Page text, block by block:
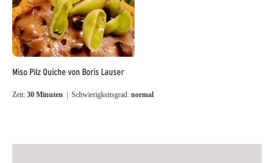
Miso Pilz Quiche von Boris Lauser
Zeit: 30 Minuten | Schwierigkeitsgrad: normal